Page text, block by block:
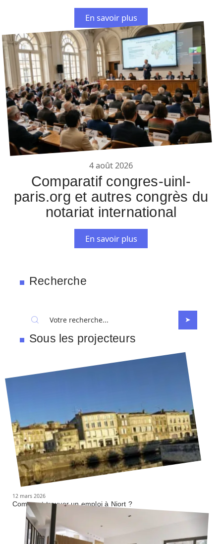
En savoir plus
4 août 2026
Comparatif congres-uinl-
paris.org et autres congrès du
notariat international
En savoir plus
Recherche
Sous les projecteurs
12 mars 2026
Comment trouver un emploi à Niort ?